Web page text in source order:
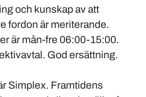
och kunskap av att
fordon är meriterande.
är mån-fre 06:00-15:00.
God ersättning.
Simplex. Framtidens